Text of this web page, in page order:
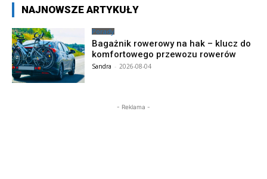
NAJNOWSZE ARTYKUŁY
Porady
Bagażnik rowerowy na hak – klucz do
komfortowego przewozu rowerów
Sandra - 2026-08-04
- Reklama -